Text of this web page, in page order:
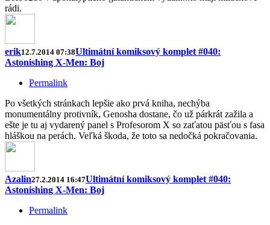
rádi.
erik12.7.2014 07:38Ultimátní komiksový komplet #040:
Astonishing X-Men: Boj
Permalink
Po všetkých stránkach lepšie ako prvá kniha, nechýba
monumentálny protivník, Genosha dostane, čo už párkrát zažila a
ešte je tu aj vydarený panel s Profesorom X so zaťatou päsťou s fasa
hláškou na perách. Veľká škoda, že toto sa nedočká pokračovania.
Azalin27.2.2014 16:47Ultimátní komiksový komplet #040:
Astonishing X-Men: Boj
Permalink